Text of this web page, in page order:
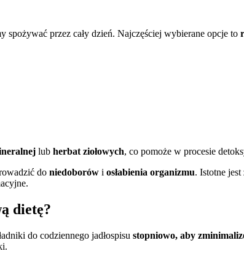
przez cały dzień. Najczęściej wybierane opcje to
lub herbat ziołowych, co pomoże w procesie
do niedoborów i osłabienia organizmu. Istotne
dietę?
do codziennego jadłospisu stopniowo, aby